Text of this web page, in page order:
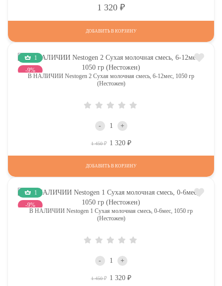
1 320
ДОБАВИТЬ В КОРЗИНУ
1
-9%
В НАЛИЧИИ Nestogen 2 Сухая молочная смесь, 6-12мес, 1050 гр
(Нестожен)
- +
1 450Р 1 320 Р
ДОБАВИТЬ В КОРЗИНУ
1
-9%
В НАЛИЧИИ Nestogen 1 Сухая молочная смесь, 0-6мес, 1050 гр
(Нестожен)
- +
1 450Р 1 320 Р